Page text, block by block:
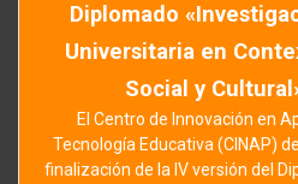
Diplomado
Universitaria en
Social y
El Centro de Innovación en
Tecnología Educativa (CINAP)
finalización de la IV versión del